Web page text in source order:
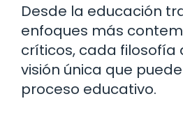
Desde la educación
enfoques más
críticos, cada filosofía
visión única que
proceso educativo.